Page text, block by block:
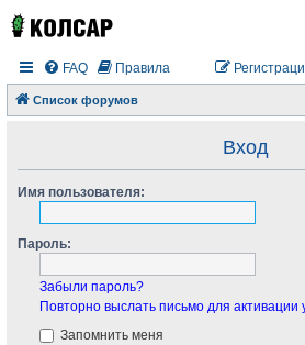
FAQ Правила
Список форумов
Вход
Имя пользователя:
Пароль:
Забыли пароль?
Повторно выслать письмо для активации
Запомнить меня